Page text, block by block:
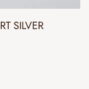
SILVER